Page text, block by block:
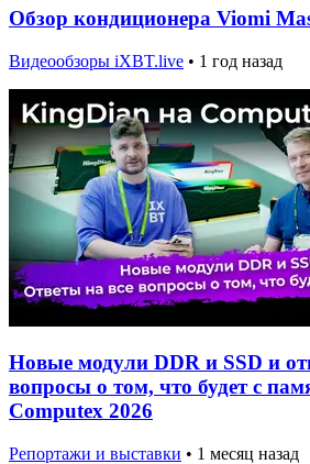
Обзор кондиционера Viomi
Видеообзоры iXBT.live • 1 год назад
Новые модули DDR и SSD и
вопросы о том, что будет с
Computex 2026
Репортажи и выставки • 1 месяц назад